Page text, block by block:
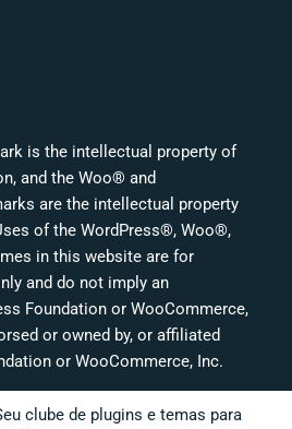
is the intellectual property of
and the Woo® and
are the intellectual property
of the WordPress®, Woo®,
in this website are for
and do not imply an
Foundation or WooCommerce,
or owned by, or affiliated
or WooCommerce, Inc.
clube de plugins e temas para